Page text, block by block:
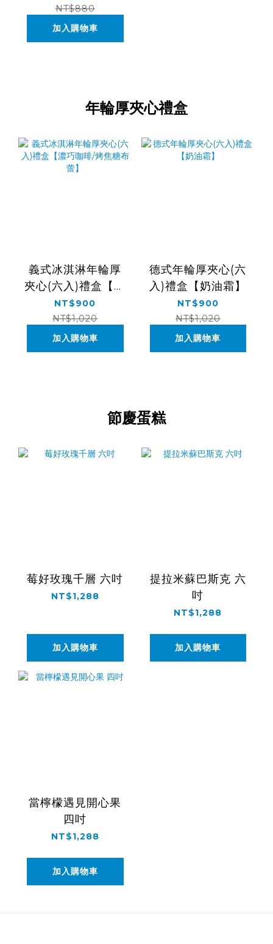
NT$880
加入購物車
年輪厚夾心禮盒
義式冰淇淋年輪厚
夾心(六入)禮盒【濃
巧咖啡/烤焦糖布
蕾】
NT$900
NT$1,020
加入購物車
德式年輪厚夾心(六
入)禮盒【奶油霜】
NT$900
NT$1,020
加入購物車
節慶蛋糕
莓好玫瑰千層 六吋
NT$1,288
加入購物車
提拉米蘇巴斯克 六
吋
NT$1,288
加入購物車
當檸檬遇見開心果
四吋
NT$1,288
加入購物車